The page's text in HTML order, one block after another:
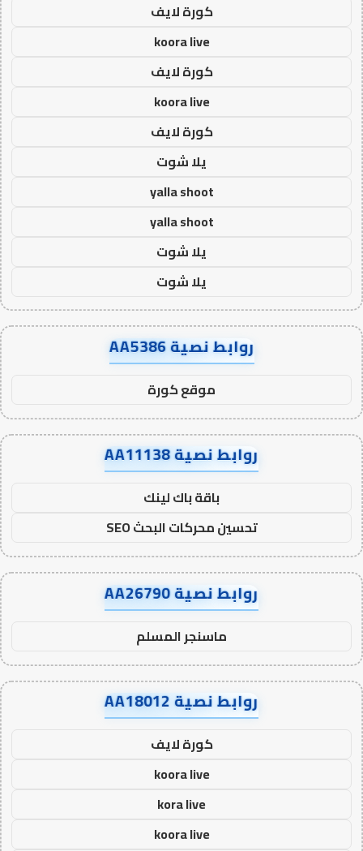
كورة لايف
koora live
كورة لايف
koora live
كورة لايف
يلا شوت
yalla shoot
yalla shoot
يلا شوت
يلا شوت
روابط نصية AA5386
موقع كورة
روابط نصية AA11138
باقة باك لينك
تحسين محركات البحث SEO
روابط نصية AA26790
ماسنجر المسلم
روابط نصية AA18012
كورة لايف
koora live
kora live
koora live